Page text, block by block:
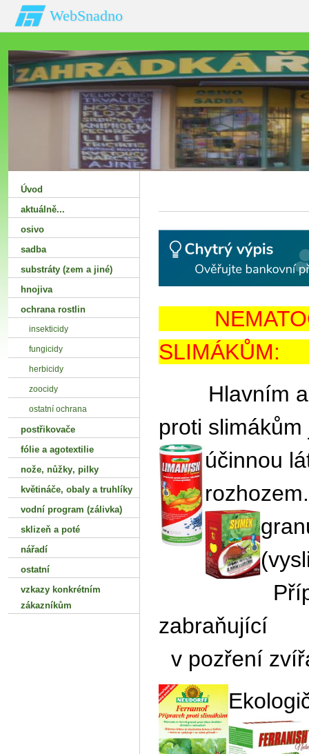
WebSnadno
Hlavním a
proti
účinnou
zabraňující
v pozření
Úvod
aktuálně...
osivo
sadba
substráty (zem a jiné)
hnojiva
ochrana rostlin
insekticidy
fungicidy
herbicidy
zoocidy
ostatní ochrana
postřikovače
fólie a agotextilie
nože‚ nůžky‚ pilky
květináče‚ obaly a truhlíky
vodní program (zálivka)
sklizeň a poté
nářadí
ostatní
vzkazy konkrétním
zákazníkům